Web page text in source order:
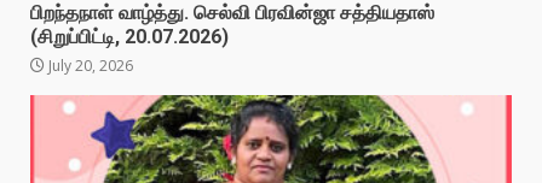
பிறந்தநாள் வாழ்த்து. செல்வி பிரவின்ஜா சத்தியதாஸ்
(சிறுப்பிட்டி, 20.07.2026)
July 20, 2026